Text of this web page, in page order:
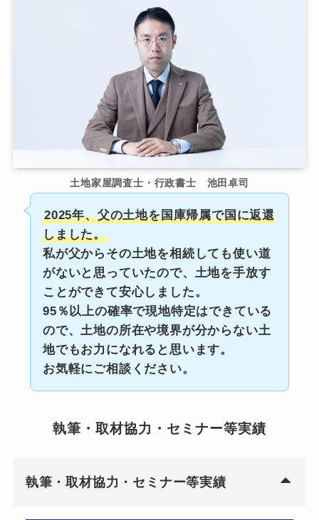
土地家屋調査士・行政書士 池田卓司
2025年、父の土地を国庫帰属で国に返還
しました。
私が父からその土地を相続しても使い道
がないと思っていたので、土地を手放す
ことができて安心しました。
95％以上の確率で現地特定はできている
ので、土地の所在や境界が分からない土
地でもお力になれると思います。
お気軽にご相談ください。
執筆・取材協力・セミナー等実績
執筆・取材協力・セミナー等実績